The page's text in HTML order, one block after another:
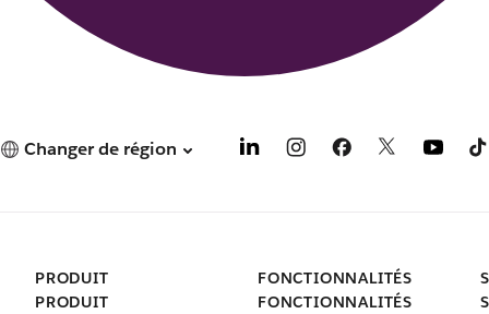
Changer de région
PRODUIT
PRODUIT
FONCTIONNALITÉS
FONCTIONNALITÉS